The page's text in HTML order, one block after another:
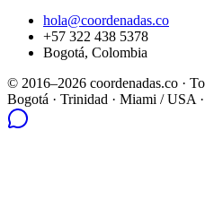
hola@coordenadas.co
+57 322 438 5378
Bogotá, Colombia
© 2016–2026 coordenadas.co ·
Bogotá · Trinidad · Miami / USA